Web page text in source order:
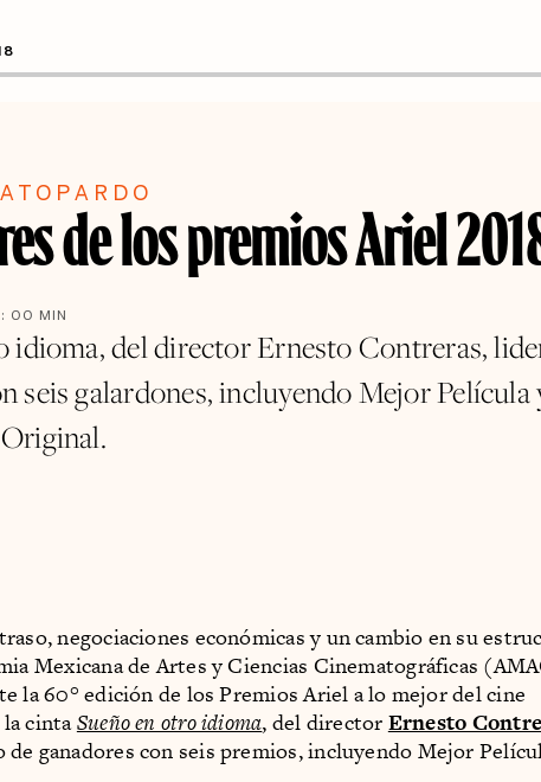
de los premios Ariel
00 MIN
idioma, del director Ernesto Contreras,
seis galardones, incluyendo Mejor Película
negociaciones económicas y un cambio en su
Mexicana de Artes y Ciencias Cinematográficas
la 60° edición de los Premios Ariel a lo mejor del cine
cintaSueño en otro idioma, del director Ernesto
ganadores con seis premios, incluyendo Mejor